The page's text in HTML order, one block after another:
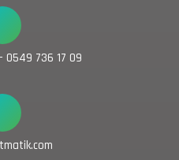
0549 736 17 09